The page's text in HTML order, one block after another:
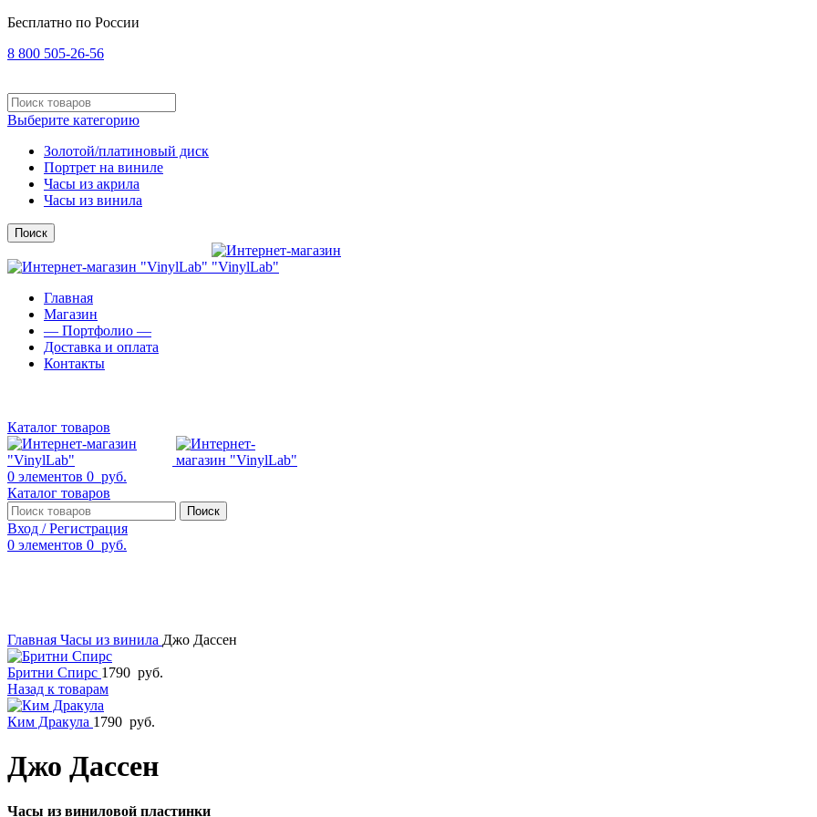
Бесплатно по России
8 800 505-26-56
Выберите категорию
Золотой/платиновый диск
Портрет на виниле
Часы из акрила
Часы из винила
Поиск
Главная
Магазин
— Портфолио —
Доставка и оплата
Контакты
Каталог товаров
0 элементов 0 руб.
Каталог товаров
Поиск
Вход / Регистрация
0 элементов 0 руб.
Главная Часы из винила Джо Дассен
Бритни Спирс 1790 руб.
Назад к товарам
Ким Дракула 1790 руб.
Джо Дассен
Часы из виниловой пластинки